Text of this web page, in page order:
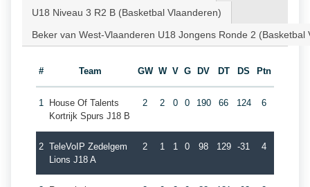
U18 Niveau 3 R2 B (Basketbal Vlaanderen)
Beker van West-Vlaanderen U18 Jongens Ronde 2 (Basketbal
# Team GW W V G DV DT DS Ptn
1
House Of Talents
Kortrijk Spurs J18 B
2 2 0 0 190 66 124 6
2 TeleVoIP Zedelgem
Lions J18 A
2 1 1 0 98 129 -31 4